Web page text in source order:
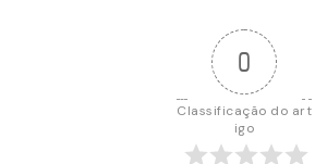
0
Classificação do art
igo